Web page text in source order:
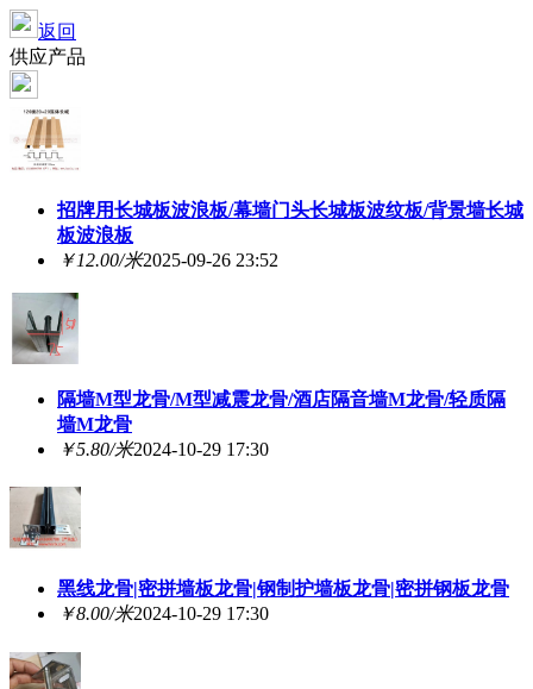
返回
供应产品
招牌用长城板波浪板/幕墙门头长城板波纹板/背景墙长城
板波浪板
￥12.00/米2025-09-26 23:52
隔墙M型龙骨/M型减震龙骨/酒店隔音墙M龙骨/轻质隔
墙M龙骨
￥5.80/米2024-10-29 17:30
黑线龙骨|密拼墙板龙骨|钢制护墙板龙骨|密拼钢板龙骨
￥8.00/米2024-10-29 17:30